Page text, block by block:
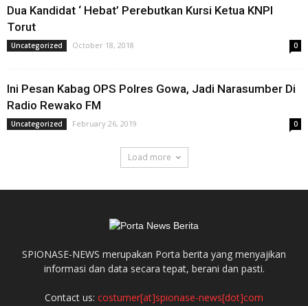
Dua Kandidat ‘ Hebat’ Perebutkan Kursi Ketua KNPI
Torut
Uncategorized October 18, 2018 0
Ini Pesan Kabag OPS Polres Gowa, Jadi Narasumber Di
Radio Rewako FM
Uncategorized February 26, 2019 0
Load more
SPIONASE-NEWS merupakan Porta berita yang menyajikan
informasi dan data secara tepat, berani dan pasti.
Contact us: costumer[at]spionase-news[dot]com